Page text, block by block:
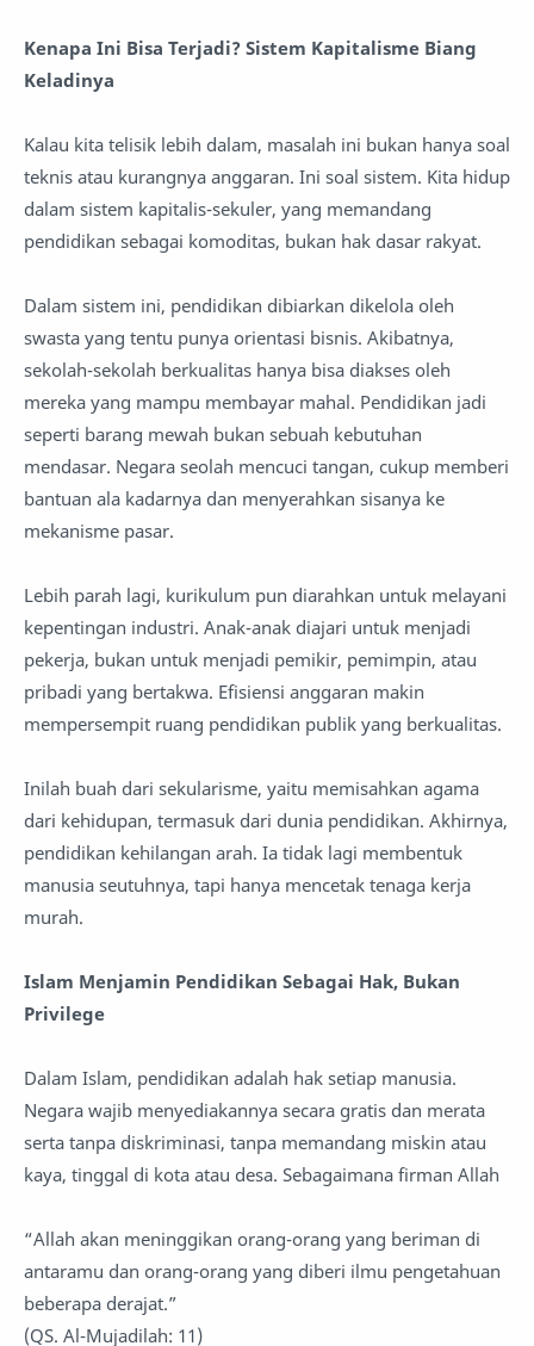
Kenapa Ini Bisa Terjadi? Sistem Kapitalisme Biang
Keladinya
Kalau kita telisik lebih dalam, masalah ini bukan hanya soal
teknis atau kurangnya anggaran. Ini soal sistem. Kita hidup
dalam sistem kapitalis-sekuler, yang memandang
pendidikan sebagai komoditas, bukan hak dasar rakyat.
Dalam sistem ini, pendidikan dibiarkan dikelola oleh
swasta yang tentu punya orientasi bisnis. Akibatnya,
sekolah-sekolah berkualitas hanya bisa diakses oleh
mereka yang mampu membayar mahal. Pendidikan jadi
seperti barang mewah bukan sebuah kebutuhan
mendasar. Negara seolah mencuci tangan, cukup memberi
bantuan ala kadarnya dan menyerahkan sisanya ke
mekanisme pasar.
Lebih parah lagi, kurikulum pun diarahkan untuk melayani
kepentingan industri. Anak-anak diajari untuk menjadi
pekerja, bukan untuk menjadi pemikir, pemimpin, atau
pribadi yang bertakwa. Efisiensi anggaran makin
mempersempit ruang pendidikan publik yang berkualitas.
Inilah buah dari sekularisme, yaitu memisahkan agama
dari kehidupan, termasuk dari dunia pendidikan. Akhirnya,
pendidikan kehilangan arah. Ia tidak lagi membentuk
manusia seutuhnya, tapi hanya mencetak tenaga kerja
murah.
Islam Menjamin Pendidikan Sebagai Hak, Bukan
Privilege
Dalam Islam, pendidikan adalah hak setiap manusia.
Negara wajib menyediakannya secara gratis dan merata
serta tanpa diskriminasi, tanpa memandang miskin atau
kaya, tinggal di kota atau desa. Sebagaimana firman Allah
“Allah akan meninggikan orang-orang yang beriman di
antaramu dan orang-orang yang diberi ilmu pengetahuan
beberapa derajat.”
(QS. Al-Mujadilah: 11)